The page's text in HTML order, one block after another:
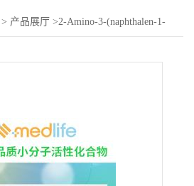
> 产品展厅 >2-Amino-3-(naphthalen-1-